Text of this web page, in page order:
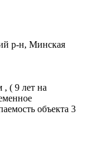
р-н, Минская
, ( 9 лет на
объекта 3